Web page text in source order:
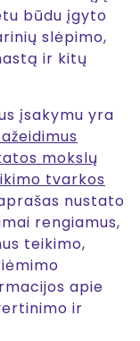
būdu įgyto
slėpimo,
ir kitų
įsakymu yra
mokslų
tvarkos
nustato
rengiamus,
teikimo,
apie
ir